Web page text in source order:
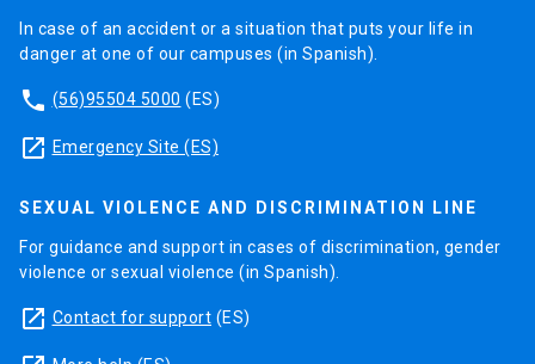
In case of an accident or a situation that puts your life in
danger at one of our campuses (in Spanish).
phone (56)95504 5000 (ES)
launch Emergency Site (ES)
SEXUAL VIOLENCE AND DISCRIMINATION LINE
For guidance and support in cases of discrimination, gender
violence or sexual violence (in Spanish).
launch Contact for support (ES)